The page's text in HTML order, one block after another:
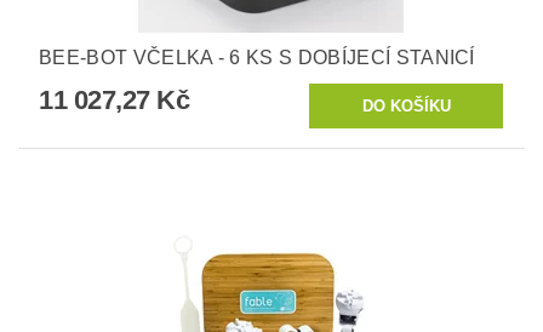
BEE-BOT VČELKA - 6 KS S DOBÍJECÍ STANICÍ
11 027,27 Kč